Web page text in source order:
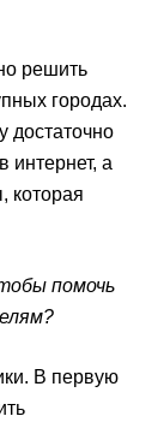
решить
городах.
достаточно
интернет, а
которая
помочь
?
В первую